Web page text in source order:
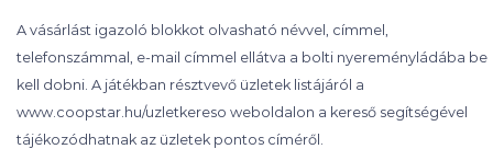
A vásárlást igazoló blokkot olvasható névvel, címmel,
telefonszámmal, e-mail címmel ellátva a bolti nyereményládába be
kell dobni. A játékban résztvevő üzletek listájáról a
www.coopstar.hu/uzletkereso weboldalon a kereső segítségével
tájékozódhatnak az üzletek pontos címéről.